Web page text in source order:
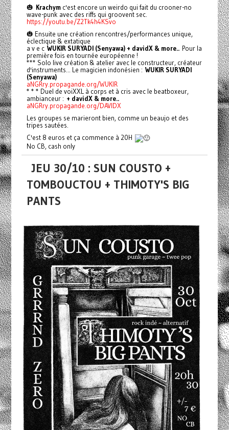
🎃 Krachymc'est encore un weirdo qui fait du crooner-no
wave-punk avec des riffs qui groovent sec.
https://youtu.be/Z2Tk4h4KSvo
🎃 Ensuite une création rencontres/performances unique,
éclectique & extatique
a v e c WUKIR SURYADI (Senyawa) + davidX & more.. Pour la
première fois en tournée européenne !
*** Solo live création & atelier avec le constructeur, créateur
d'instruments... Le magicien indonésien : WUKIR SURYADI
(Senyawa)
aNGRry.propagande.org/WUKIR
* * * Duel de voiXXL à corps et à cris avec le beatboxeur,
ambianceur : + davidX & more..
aNGRry.propagande.org/DAVIDX
Les groupes se marieront bien, comme un beaujo et des
tripes sautées.
C'est 8 euros et ça commence à 20H
No CB, cash only
JEU 30/10 : SUN COUSTO +
TOMBOUCTOU + THIMOTY'S BIG
PANTS